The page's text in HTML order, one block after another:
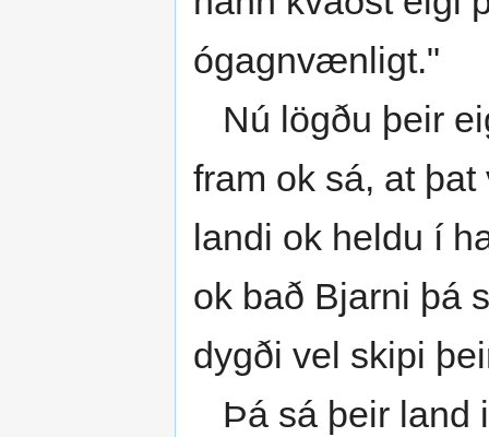
ógagnvænligt."
Nú lögðu þeir
fram ok sá, at
landi ok heldu í
ok bað Bjarni þá
dygði vel skipi
Þá sá þeir land